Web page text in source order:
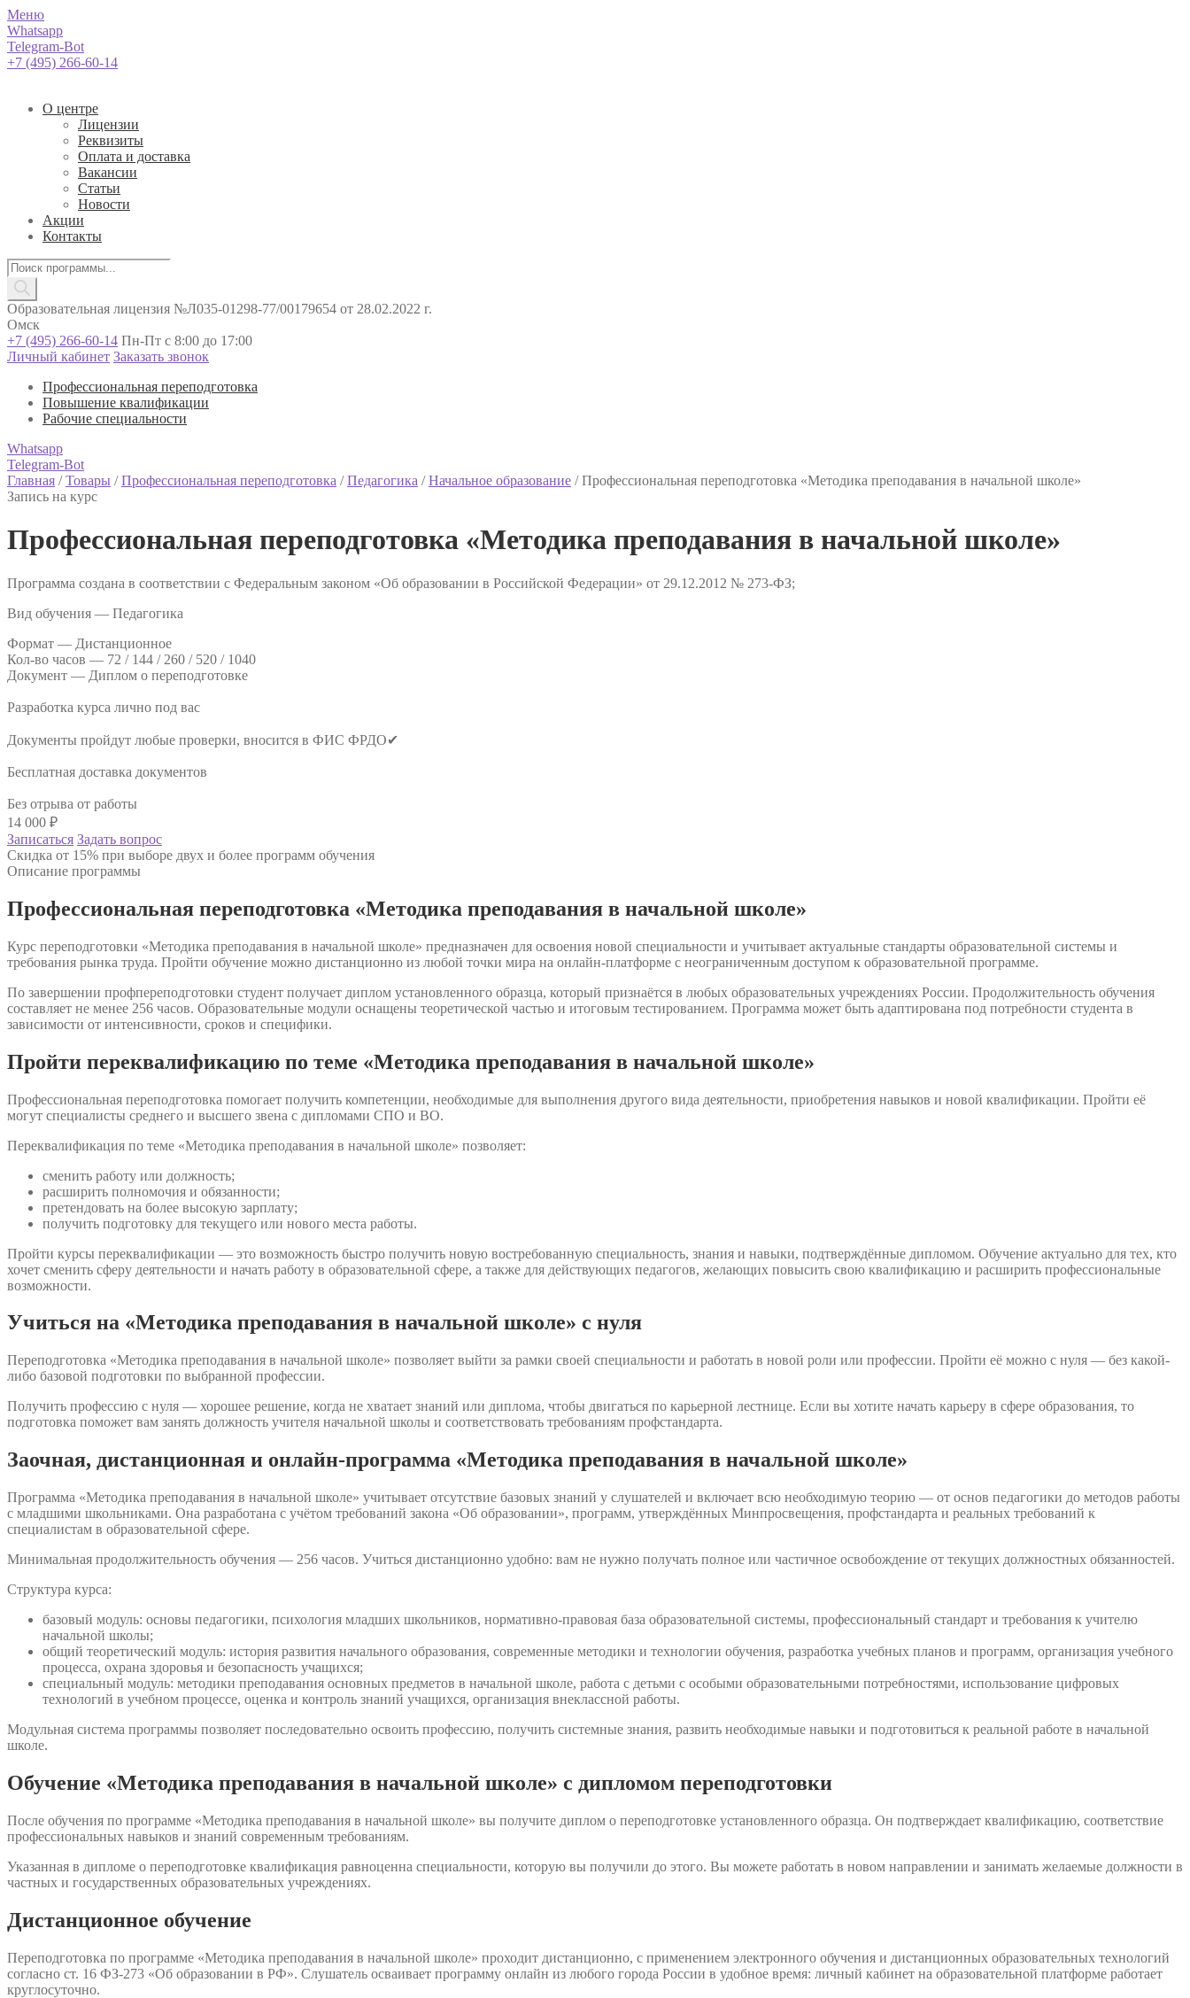
Меню
Whatsapp
Telegram-Bot
+7 (495) 266-60-14
О центре
Лицензии
Реквизиты
Оплата и доставка
Вакансии
Статьи
Новости
Акции
Контакты
Поиск
товаров
Образовательная лицензия №Л035-01298-77/00179654 от 28.02.2022 г.
Омск
+7 (495) 266-60-14 Пн-Пт с 8:00 до 17:00
Личный кабинет Заказать звонок
Профессиональная переподготовка
Повышение квалификации
Рабочие специальности
Whatsapp
Telegram-Bot
Главная /Товары /Профессиональная переподготовка /Педагогика /Начальное образование /Профессиональная переподготовка «Методика преподавания в начальной школе»
Запись на курс
Профессиональная переподготовка «Методика преподавания в начальной школе»
Программа создана в соответствии с Федеральным законом «Об образовании в Российской Федерации» от 29.12.2012 № 273-ФЗ;
Вид обучения — Педагогика
Формат — Дистанционное
Кол-во часов — 72 / 144 / 260 / 520 / 1040
Документ — Диплом о переподготовке
Разработка курса лично под вас
Документы пройдут любые проверки, вносится в ФИС ФРДО✔
Бесплатная доставка документов
Без отрыва от работы
14 000 ₽
Записаться Задать вопрос
Скидка от 15% при выборе двух и более программ обучения
Описание программы
Профессиональная переподготовка «Методика преподавания в начальной школе»
Курс переподготовки «Методика преподавания в начальной школе» предназначен для освоения новой специальности и учитывает актуальные стандарты образовательной системы и
требования рынка труда. Пройти обучение можно дистанционно из любой точки мира на онлайн-платформе с неограниченным доступом к образовательной программе.
По завершении профпереподготовки студент получает диплом установленного образца, который признаётся в любых образовательных учреждениях России. Продолжительность обучения
составляет не менее 256 часов. Образовательные модули оснащены теоретической частью и итоговым тестированием. Программа может быть адаптирована под потребности студента в
зависимости от интенсивности, сроков и специфики.
Пройти переквалификацию по теме «Методика преподавания в начальной школе»
Профессиональная переподготовка помогает получить компетенции, необходимые для выполнения другого вида деятельности, приобретения навыков и новой квалификации. Пройти её
могут специалисты среднего и высшего звена с дипломами СПО и ВО.
Переквалификация по теме «Методика преподавания в начальной школе» позволяет:
сменить работу или должность;
расширить полномочия и обязанности;
претендовать на более высокую зарплату;
получить подготовку для текущего или нового места работы.
Пройти курсы переквалификации — это возможность быстро получить новую востребованную специальность, знания и навыки, подтверждённые дипломом. Обучение актуально для тех, кто
хочет сменить сферу деятельности и начать работу в образовательной сфере, а также для действующих педагогов, желающих повысить свою квалификацию и расширить профессиональные
возможности.
Учиться на «Методика преподавания в начальной школе» с нуля
Переподготовка «Методика преподавания в начальной школе» позволяет выйти за рамки своей специальности и работать в новой роли или профессии. Пройти её можно с нуля — без какой-
либо базовой подготовки по выбранной профессии.
Получить профессию с нуля — хорошее решение, когда не хватает знаний или диплома, чтобы двигаться по карьерной лестнице. Если вы хотите начать карьеру в сфере образования, то
подготовка поможет вам занять должность учителя начальной школы и соответствовать требованиям профстандарта.
Заочная, дистанционная и онлайн-программа «Методика преподавания в начальной школе»
Программа «Методика преподавания в начальной школе» учитывает отсутствие базовых знаний у слушателей и включает всю необходимую теорию — от основ педагогики до методов работы
с младшими школьниками. Она разработана с учётом требований закона «Об образовании», программ, утверждённых Минпросвещения, профстандарта и реальных требований к
специалистам в образовательной сфере.
Минимальная продолжительность обучения — 256 часов. Учиться дистанционно удобно: вам не нужно получать полное или частичное освобождение от текущих должностных обязанностей.
Структура курса:
базовый модуль: основы педагогики, психология младших школьников, нормативно-правовая база образовательной системы, профессиональный стандарт и требования к учителю
начальной школы;
общий теоретический модуль: история развития начального образования, современные методики и технологии обучения, разработка учебных планов и программ, организация учебного
процесса, охрана здоровья и безопасность учащихся;
специальный модуль: методики преподавания основных предметов в начальной школе, работа с детьми с особыми образовательными потребностями, использование цифровых
технологий в учебном процессе, оценка и контроль знаний учащихся, организация внеклассной работы.
Модульная система программы позволяет последовательно освоить профессию, получить системные знания, развить необходимые навыки и подготовиться к реальной работе в начальной
школе.
Обучение «Методика преподавания в начальной школе» с дипломом переподготовки
После обучения по программе «Методика преподавания в начальной школе» вы получите диплом о переподготовке установленного образца. Он подтверждает квалификацию, соответствие
профессиональных навыков и знаний современным требованиям.
Указанная в дипломе о переподготовке квалификация равноценна специальности, которую вы получили до этого. Вы можете работать в новом направлении и занимать желаемые должности в
частных и государственных образовательных учреждениях.
Дистанционное обучение
Переподготовка по программе «Методика преподавания в начальной школе» проходит дистанционно, с применением электронного обучения и дистанционных образовательных технологий
согласно ст. 16 ФЗ-273 «Об образовании в РФ». Слушатель осваивает программу онлайн из любого города России в удобное время: личный кабинет на образовательной платформе работает
круглосуточно.